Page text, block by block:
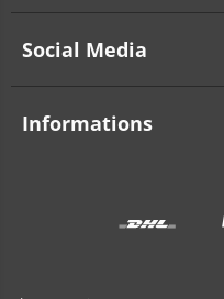
Social Media
Informations